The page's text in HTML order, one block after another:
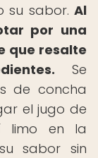
su sabor. Al
por una
que resalte
Se
de concha
el jugo de
limo en la
sabor sin